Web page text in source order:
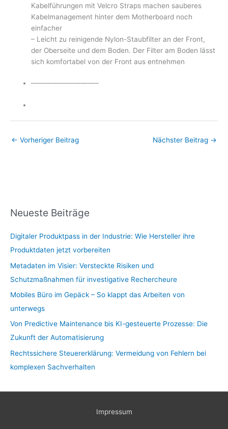
Kabelführungen mit Velcro Straps machen sauberes
Kabelmanagement hinter dem Motherboard noch
einfacher
– Leicht zu reinigende Nylon-Staubfilter an der Front,
der Oberseite und dem Boden. Der Filter am Boden lässt
sich komfortabel von der Front aus entnehmen
—————————–
← Vorheriger Beitrag Nächster Beitrag →
Neueste Beiträge
Digitaler Produktpass in der Industrie: Wie Hersteller ihre
Produktdaten jetzt vorbereiten
Metadaten im Visier: Versteckte Risiken und
Schutzmaßnahmen für investigative Rechercheure
Mobiles Büro im Gepäck – So klappt das Arbeiten von
unterwegs
Von Predictive Maintenance bis KI-gesteuerte Prozesse: Die
Zukunft der Automatisierung
Rechtssichere Steuererklärung: Vermeidung von Fehlern bei
komplexen Sachverhalten
Impressum